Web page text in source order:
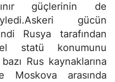
güçlerinin de
gücün
Rusya tarafından
statü konumunu
Rus kaynaklarına
arasında